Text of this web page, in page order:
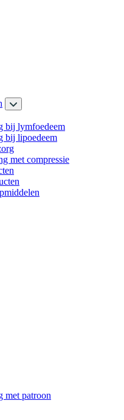
bij lymfoedeem
bij lipoedeem
met compressie
met patroon